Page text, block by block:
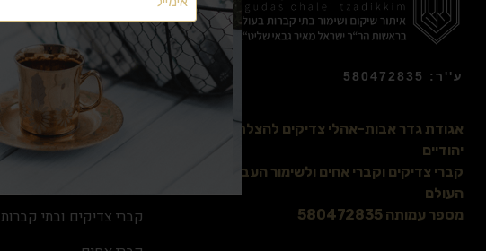
ע''ר: 580472835
אגודת גדר אבות-אהלי צדיקים להצלת בתי קברות
יהודיים
קברי צדיקים וקברי אחים ולשימור העבר היהודי ברחבי
העולם
מספר עמותה 580472835
אודותינו
הרב ישראל מאיר גבאי
קברי צדיקים ובתי קברות
הפניות נקראות ומועברות לטיפול
בטופס הבא: